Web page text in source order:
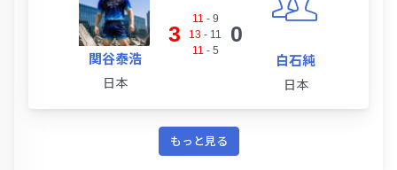
関谷泰浩
日本
3
11 - 9
13 - 11
11 - 5
0
白石純
日本
もっと見る